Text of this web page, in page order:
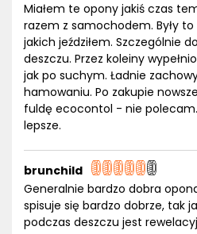
Miałem te opony jakiś czas
razem z samochodem. Były
jakich jeździłem. Szczególnie
deszczu. Przez koleiny
jak po suchym. Ładnie
hamowaniu. Po zakupie
fuldę ecocontol - nie
lepsze.
brunchild
Generalnie bardzo dobra
spisuje się bardzo dobrze, tak
podczas deszczu jest